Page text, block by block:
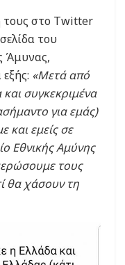
τους στο Twitter
του
Άμυνας,
«Μετά από
συγκεκριμένα
για εμάς)
και εμείς σε
Εθνικής Αμύνης
τους
θα χάσουν τη